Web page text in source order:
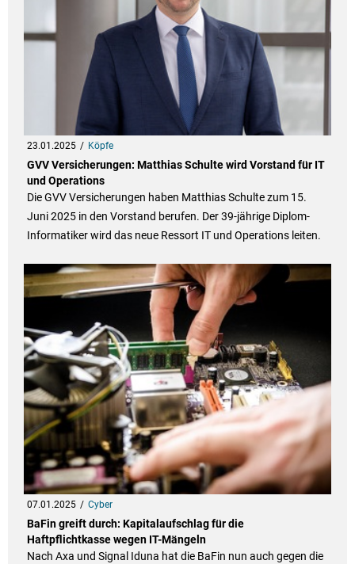
23.01.2025 Köpfe
GVV Versicherungen: Matthias Schulte wird Vorstand für IT
und Operations
Die GVV Versicherungen haben Matthias Schulte zum 15.
Juni 2025 in den Vorstand berufen. Der 39-jährige Diplom-
Informatiker wird das neue Ressort IT und Operations leiten.
07.01.2025 Cyber
BaFin greift durch: Kapitalaufschlag für die
Haftpflichtkasse wegen IT-Mängeln
Nach Axa und Signal Iduna hat die BaFin nun auch gegen die